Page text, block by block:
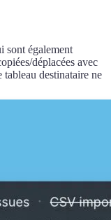
sont également
déplacées avec
tableau destinataire ne